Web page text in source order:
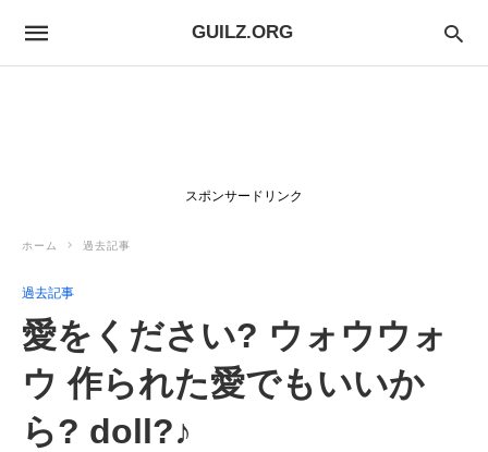
GUILZ.ORG
スポンサードリンク
ホーム 過去記事
過去記事
愛をください? ウォウウォ
ウ 作られた愛でもいいか
ら? doll?♪